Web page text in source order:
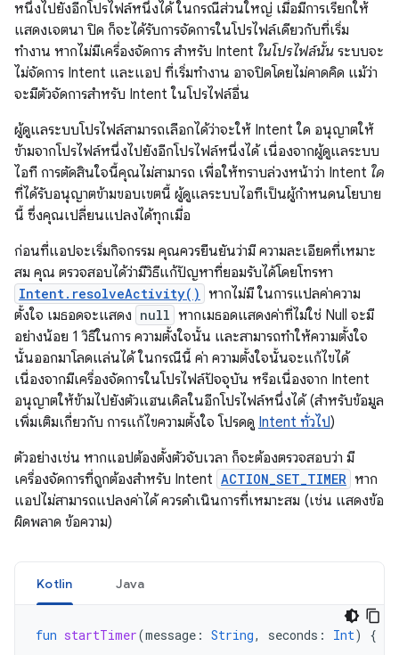
หนึ่งไปยังอีกโปรไฟล์หนึ่งได้ ในกรณีส่วนใหญ่ เมื่อมีการเรียกให้
แสดงเจตนา ปิด ก็จะได้รับการจัดการในโปรไฟล์เดียวกับที่เริ่ม
ทำงาน หากไม่มีเครื่องจัดการ สำหรับ Intent ในโปรไฟล์นั้น ระบบจะ
ไม่จัดการ Intent และแอป ที่เริ่มทำงาน อาจปิดโดยไม่คาดคิด แม้ว่า
จะมีตัวจัดการสำหรับ Intent ในโปรไฟล์อื่น
ผู้ดูแลระบบโปรไฟล์สามารถเลือกได้ว่าจะให้ Intent ใด อนุญาตให้
ข้ามจากโปรไฟล์หนึ่งไปยังอีกโปรไฟล์หนึ่งได้ เนื่องจากผู้ดูแลระบบ
ไอที การตัดสินใจนี้คุณไม่สามารถ เพื่อให้ทราบล่วงหน้าว่า Intent ใด
ที่ได้รับอนุญาตข้ามขอบเขตนี้ ผู้ดูแลระบบไอทีเป็นผู้กำหนดนโยบาย
นี้ ซึ่งคุณเปลี่ยนแปลงได้ทุกเมื่อ
ก่อนที่แอปจะเริ่มกิจกรรม คุณควรยืนยันว่ามี ความละเอียดที่เหมาะ
สม คุณ ตรวจสอบได้ว่ามีวิธีแก้ปัญหาที่ยอมรับได้โดยโทรหา
Intent.resolveActivity() หากไม่มี ในการแปลค่าความ
ตั้งใจ เมธอดจะแสดง null หากเมธอดแสดงค่าที่ไม่ใช่ Null จะมี
อย่างน้อย 1 วิธีในการ ความตั้งใจนั้น และสามารถทำให้ความตั้งใจ
นั้นออกมาโลดแล่นได้ ในกรณีนี้ ค่า ความตั้งใจนั้นจะแก้ไขได้
เนื่องจากมีเครื่องจัดการในโปรไฟล์ปัจจุบัน หรือเนื่องจาก Intent
อนุญาตให้ข้ามไปยังตัวแฮนเดิลในอีกโปรไฟล์หนึ่งได้ (สำหรับข้อมูล
เพิ่มเติมเกี่ยวกับ การแก้ไขความตั้งใจ โปรดดู Intent ทั่วไป)
ตัวอย่างเช่น หากแอปต้องตั้งตัวจับเวลา ก็จะต้องตรวจสอบว่า มี
เครื่องจัดการที่ถูกต้องสำหรับ Intent ACTION_SET_TIMER หาก
แอปไม่สามารถแปลงค่าได้ ควรดำเนินการที่เหมาะสม (เช่น แสดงข้อ
ผิดพลาด ข้อความ)
Kotlin Java
fun startTimer(message : String, seconds : Int) {